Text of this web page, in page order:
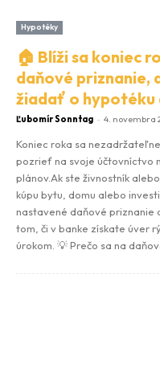
Hypotéky
🏠 Blíži sa koniec
daňové priznanie,
žiadať o hypotéku
Ľubomír Sonntag - 4. novembra
Koniec roka sa
pozrieť na svoje účtovníctvo
plánov.Ak ste živnostník
kúpu bytu, domu alebo
nastavené daňové priznanie
tom, či v banke získate úver
úrokom. 💡 Prečo sa na